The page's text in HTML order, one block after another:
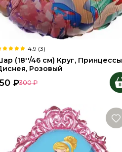
4.9 (3)
(18''/46 см) Круг, Принцессы
Розовый
₽300 ₽